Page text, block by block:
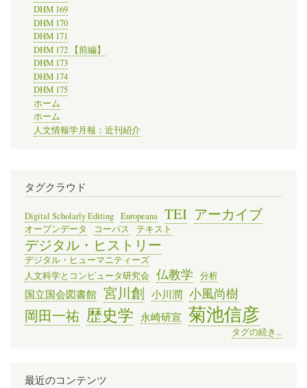
DHM 169
DHM 170
DHM 171
DHM 172 【前編】
DHM 173
DHM 174
DHM 175
ホーム
ホーム
人文情報学月報：近刊紹介
タグクラウド
Digital Scholarly Editing Europeana TEI アーカイブ
オープンデータ コーパス テキスト
デジタル・ヒストリー
デジタル・ヒューマニティーズ
人文科学とコンピュータ研究会
仏教学 分析
国立国会図書館 宮川創 小川潤 小風尚樹
岡田一祐 歴史学 永崎研宣 菊池信彦
タグの続き...
最近のコンテンツ